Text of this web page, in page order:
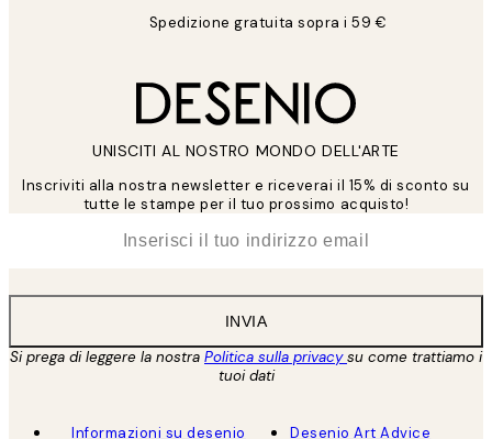
Spedizione gratuita sopra i 59 €
UNISCITI AL NOSTRO MONDO DELL'ARTE
Inscriviti alla nostra newsletter e riceverai il 15% di sconto su
tutte le stampe per il tuo prossimo acquisto!
INVIA
Si prega di leggere la nostra Politica sulla privacysu come trattiamo i
tuoi dati
Informazioni su desenio
Desenio Art Advice